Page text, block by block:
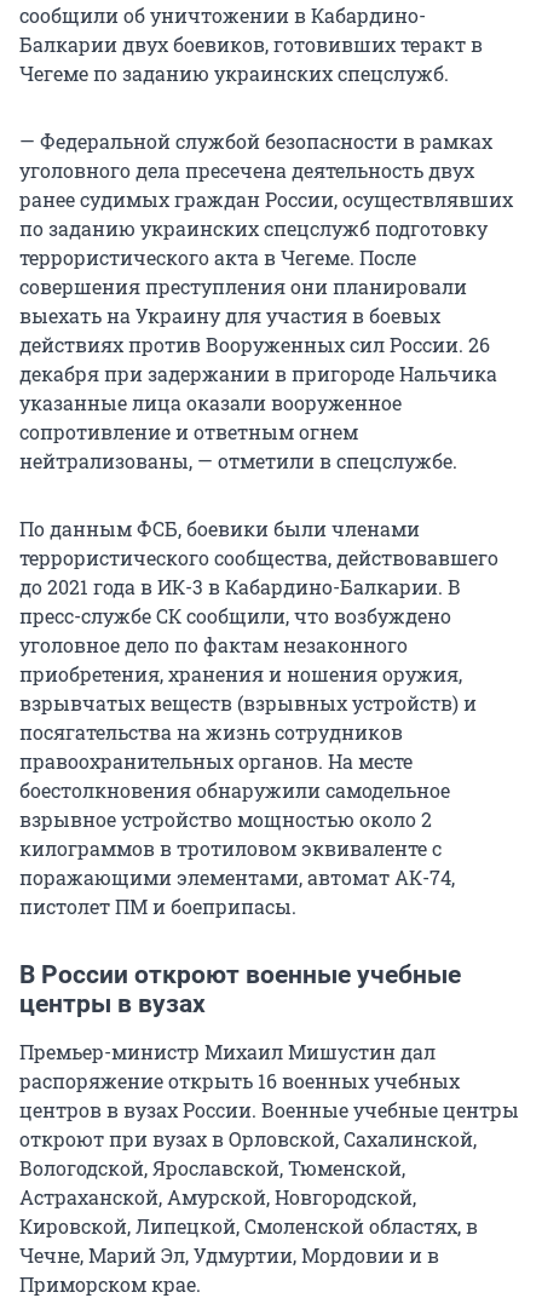
сообщили об уничтожении в Кабардино-
Балкарии двух боевиков, готовивших теракт в
Чегеме по заданию украинских спецслужб.
— Федеральной службой безопасности в рамках
уголовного дела пресечена деятельность двух
ранее судимых граждан России, осуществлявших
по заданию украинских спецслужб подготовку
террористического акта в Чегеме. После
совершения преступления они планировали
выехать на Украину для участия в боевых
действиях против Вооруженных сил России. 26
декабря при задержании в пригороде Нальчика
указанные лица оказали вооруженное
сопротивление и ответным огнем
нейтрализованы, — отметили в спецслужбе.
По данным ФСБ, боевики были членами
террористического сообщества, действовавшего
до 2021 года в ИК-3 в Кабардино-Балкарии. В
пресс-службе СК сообщили, что возбуждено
уголовное дело по фактам незаконного
приобретения, хранения и ношения оружия,
взрывчатых веществ (взрывных устройств) и
посягательства на жизнь сотрудников
правоохранительных органов. На месте
боестолкновения обнаружили самодельное
взрывное устройство мощностью около 2
килограммов в тротиловом эквиваленте с
поражающими элементами, автомат АК-74,
пистолет ПМ и боеприпасы.
В России откроют военные учебные
центры в вузах
Премьер-министр Михаил Мишустин дал
распоряжение открыть 16 военных учебных
центров в вузах России. Военные учебные центры
откроют при вузах в Орловской, Сахалинской,
Вологодской, Ярославской, Тюменской,
Астраханской, Амурской, Новгородской,
Кировской, Липецкой, Смоленской областях, в
Чечне, Марий Эл, Удмуртии, Мордовии и в
Приморском крае.